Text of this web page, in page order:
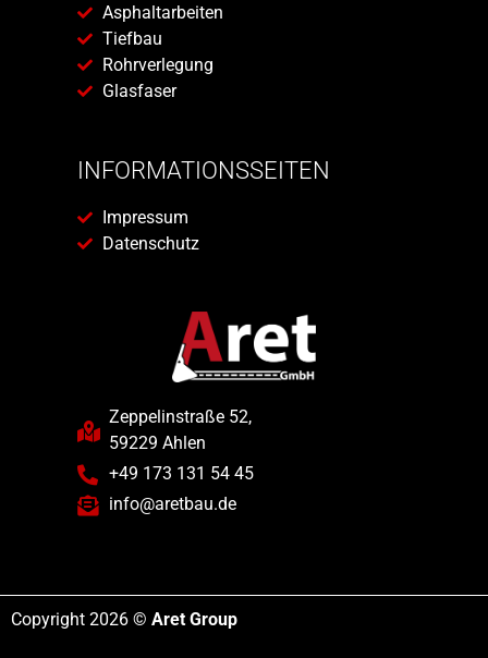
Asphaltarbeiten
Tiefbau
Rohrverlegung
Glasfaser
INFORMATIONSSEITEN
Impressum
Datenschutz
Zeppelinstraße 52,
59229 Ahlen
+49 173 131 54 45
info@aretbau.de
Copyright 2026 © Aret Group